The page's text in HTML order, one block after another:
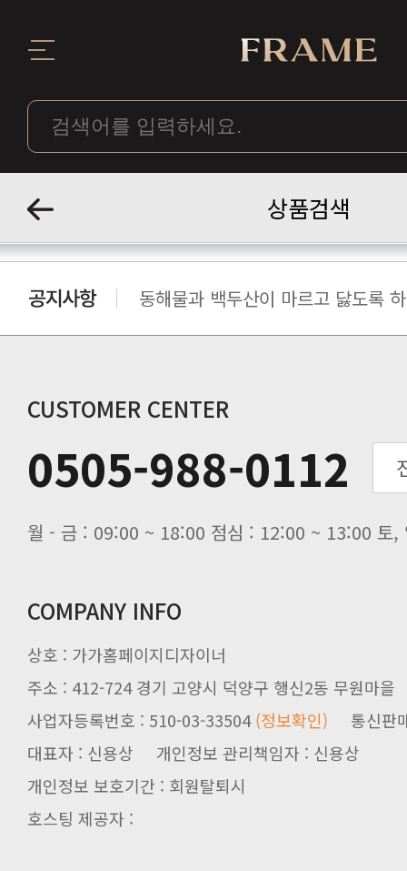
상품검색
동해물과 백두산이 마르고 닳도록
CUSTOMER CENTER
0505-988-0112
월 - 금 : 09:00 ~ 18:00 점심 : 12:00 ~ 13:00 토,
COMPANY INFO
상호 : 가가홈페이지디자이너
주소 : 412-724 경기 고양시 덕양구 행신2동 무원마을
사업자등록번호 : 510-03-33504(정보확인) 통신판
대표자 : 신용상 개인정보 관리책임자 : 신용상
개인정보 보호기간 : 회원탈퇴시
호스팅 제공자 :